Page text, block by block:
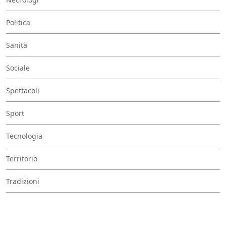
Politica
Sanità
Sociale
Spettacoli
Sport
Tecnologia
Territorio
Tradizioni